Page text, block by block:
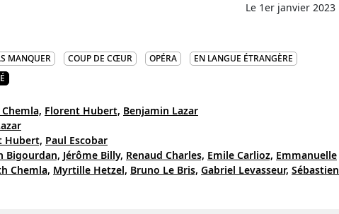
Le 1er janvier 2023
MANQUER COUP DE CŒUR OPÉRA
EN LANGUE ÉTRANGÈRE
Florent Hubert, Benjamin Lazar
Hubert, Paul Escobar
Bigourdan, Jérôme Billy, Renaud Charles, Emile Carlioz, Emmanuelle
Chemla, Myrtille Hetzel, Bruno Le Bris, Gabriel Levasseur, Sébastien